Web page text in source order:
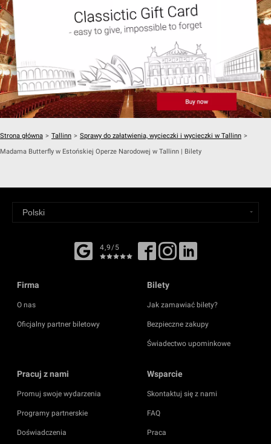
Strona główna > Tallinn > Sprawy do załatwienia, wycieczki i wycieczki w Tallinn >
Madama Butterfly w Estońskiej Operze Narodowej w Tallinn | Bilety
4,9/5
Firma
O nas
Oficjalny partner biletowy
Bilety
Jak zamawiać bilety?
Bezpieczne zakupy
Świadectwo upominkowe
Pracuj z nami
Promuj swoje wydarzenia
Programy partnerskie
Doświadczenia
Wsparcie
Skontaktuj się z nami
FAQ
Praca